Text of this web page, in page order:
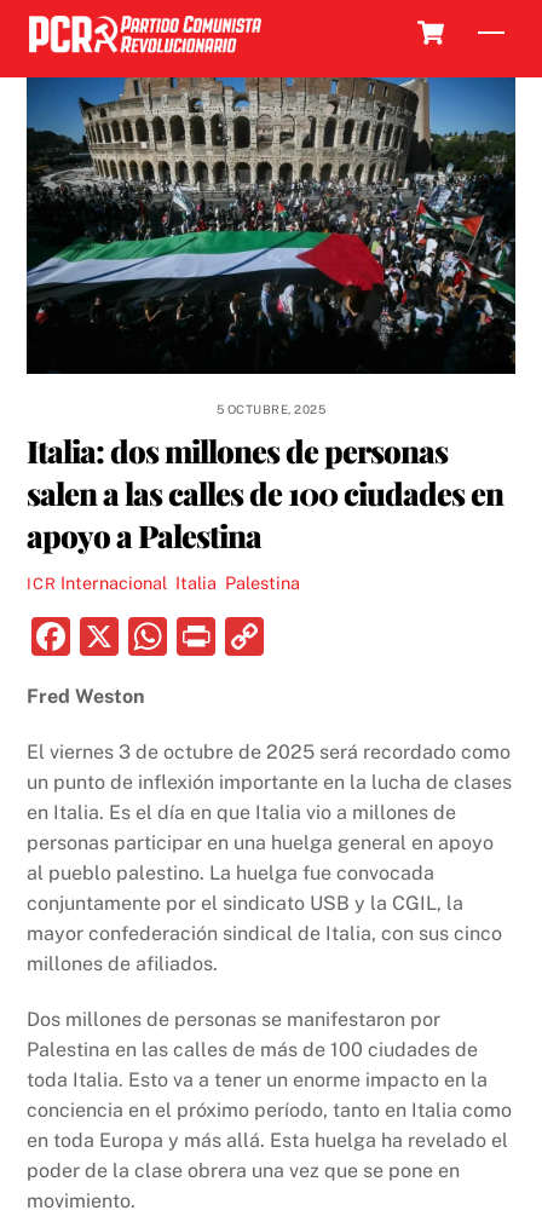
Skip
content
5 OCTUBRE, 2025
Italia: dos millones de personas
salen a las calles de 100 ciudades en
apoyo a Palestina
ICR Internacional Italia Palestina
F
c
e
b
o
o
k
X
W
s
A
p
p
P
y
Li
n
k
Fred Weston
El viernes 3 de octubre de 2025 será recordado como
un punto de inflexión importante en la lucha de clases
en Italia. Es el día en que Italia vio a millones de
personas participar en una huelga general en apoyo
al pueblo palestino. La huelga fue convocada
conjuntamente por el sindicato USB y la CGIL, la
mayor confederación sindical de Italia, con sus cinco
millones de afiliados.
Dos millones de personas se manifestaron por
Palestina en las calles de más de 100 ciudades de
toda Italia. Esto va a tener un enorme impacto en la
conciencia en el próximo período, tanto en Italia como
en toda Europa y más allá. Esta huelga ha revelado el
poder de la clase obrera una vez que se pone en
movimiento.